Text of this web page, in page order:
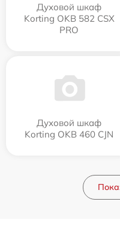
Духовой шкаф
Korting OKB 582 CSX
PRO
Духовой шкаф
Korting OKB 460 CJN